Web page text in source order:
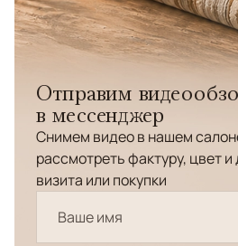
Отправим
в мессенджер
Снимем видео в нашем
рассмотреть фактуру, цвет
визита или покупки